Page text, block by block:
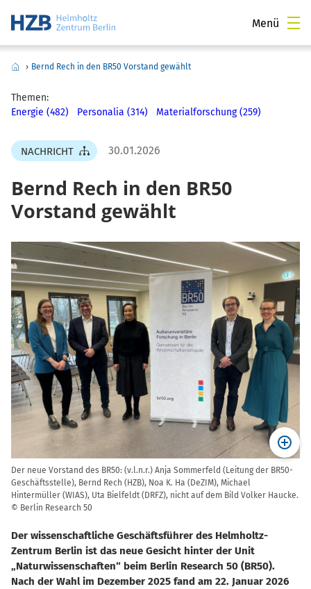
Menü
› Bernd Rech in den BR50 Vorstand gewählt
Themen:
Energie (482)
Personalia (314) Materialforschung (259)
NACHRICHT 30.01.2026
Bernd Rech in den BR50
Vorstand gewählt
Der neue Vorstand des BR50: (v.l.n.r.) Anja Sommerfeld (Leitung der BR50-
Geschäftsstelle), Bernd Rech (HZB), Noa K. Ha (DeZIM), Michael
Hintermüller (WIAS), Uta Bielfeldt (DRFZ), nicht auf dem Bild Volker Haucke.
© Berlin Research 50
Der wissenschaftliche Geschäftsführer des Helmholtz-
Zentrum Berlin ist das neue Gesicht hinter der Unit
Naturwissenschaften“ beim Berlin Research 50 (BR50).
Nach der Wahl im Dezember 2025 fand am 22. Januar 2026